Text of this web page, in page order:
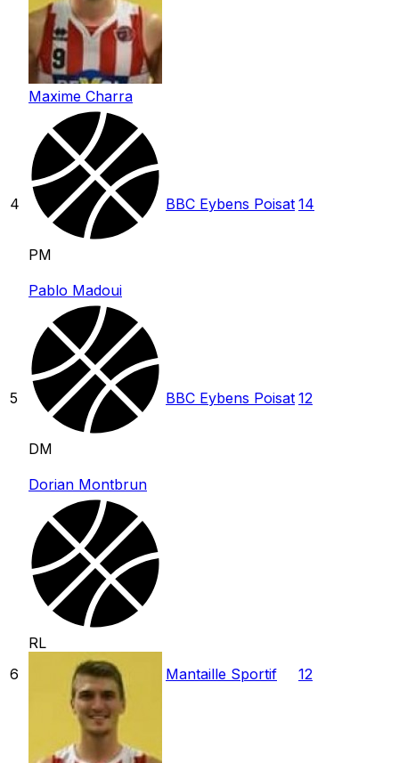
Maxime Charra
4
PM
Pablo Madoui
BBC Eybens Poisat 14
5
DM
Dorian Montbrun
BBC Eybens Poisat 12
6
RL
Mantaille Sportif 12